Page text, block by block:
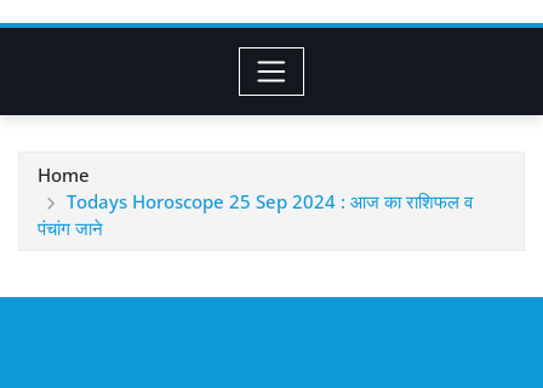
Home
Todays Horoscope 25 Sep 2024 : आज का राशिफल व
पंचांग जाने